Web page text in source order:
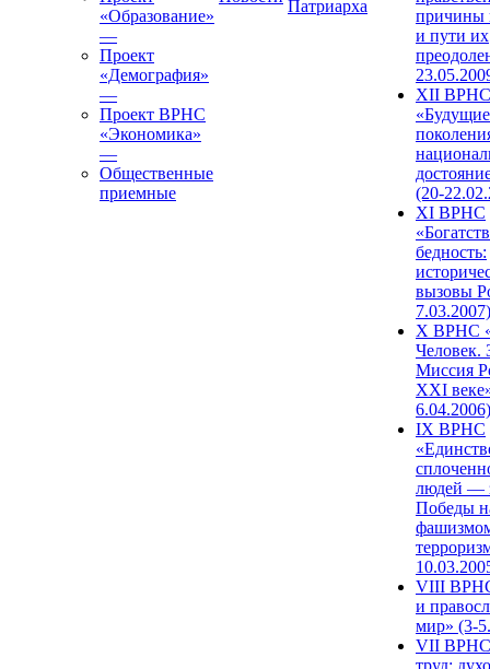
«Образование»
—
Проект
«Демография»
—
Проект ВРНС
«Экономика»
—
Общественные
приемные
Патриарха
причины
и пути их
XII ВРНС
«Будущие
(20-
XI ВРНС
бедность:
вызовы
7.03.2007)
X ВРНС
Человек.
Миссия
XXI
6.04.2006)
IX ВРНС
людей —
Победы
VIII
и
мир» (3-
VII ВРНС
труд: